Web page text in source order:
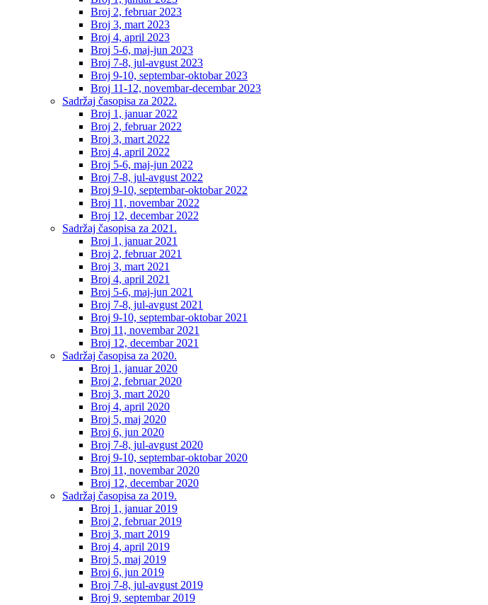
Broj 2, februar 2023
Broj 3, mart 2023
Broj 4, april 2023
Broj 5-6, maj-jun 2023
Broj 7-8, jul-avgust 2023
Broj 9-10, septembar-oktobar 2023
Broj 11-12, novembar-decembar 2023
Sadržaj časopisa za 2022.
Broj 1, januar 2022
Broj 2, februar 2022
Broj 3, mart 2022
Broj 4, april 2022
Broj 5-6, maj-jun 2022
Broj 7-8, jul-avgust 2022
Broj 9-10, septembar-oktobar 2022
Broj 11, novembar 2022
Broj 12, decembar 2022
Sadržaj časopisa za 2021.
Broj 1, januar 2021
Broj 2, februar 2021
Broj 3, mart 2021
Broj 4, april 2021
Broj 5-6, maj-jun 2021
Broj 7-8, jul-avgust 2021
Broj 9-10, septembar-oktobar 2021
Broj 11, novembar 2021
Broj 12, decembar 2021
Sadržaj časopisa za 2020.
Broj 1, januar 2020
Broj 2, februar 2020
Broj 3, mart 2020
Broj 4, april 2020
Broj 5, maj 2020
Broj 6, jun 2020
Broj 7-8, jul-avgust 2020
Broj 9-10, septembar-oktobar 2020
Broj 11, novembar 2020
Broj 12, decembar 2020
Sadržaj časopisa za 2019.
Broj 1, januar 2019
Broj 2, februar 2019
Broj 3, mart 2019
Broj 4, april 2019
Broj 5, maj 2019
Broj 6, jun 2019
Broj 7-8, jul-avgust 2019
Broj 9, septembar 2019